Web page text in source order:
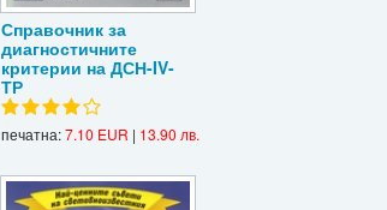
Справочник за
диагностичните
критерии на ДСН-IV-
ТР
печатна:7.10 EUR | 13.90 лв.